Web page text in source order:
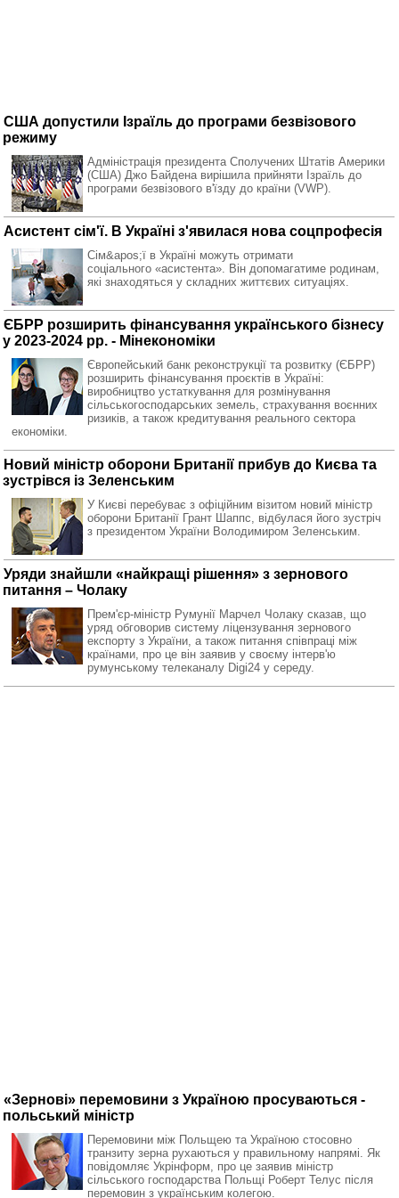
США допустили Ізраїль до програми безвізового
режиму
Адміністрація президента Сполучених Штатів Америки
(США) Джо Байдена вирішила прийняти Ізраїль до
програми безвізового в'їзду до країни (VWP).
Асистент сім'ї. В Україні з'явилася нова соцпрофесія
Сім&apos;ї в Україні можуть отримати
соціального «асистента». Він допомагатиме родинам,
які знаходяться у складних життєвих ситуаціях.
ЄБРР розширить фінансування українського бізнесу
у 2023-2024 рр. - Мінекономіки
Європейський банк реконструкції та розвитку (ЄБРР)
розширить фінансування проєктів в Україні:
виробництво устаткування для розмінування
сільськогосподарських земель, страхування воєнних
ризиків, а також кредитування реального сектора
економіки.
Новий міністр оборони Британії прибув до Києва та
зустрівся із Зеленським
У Києві перебуває з офіційним візитом новий міністр
оборони Британії Грант Шаппс, відбулася його зустріч
з президентом України Володимиром Зеленським.
Уряди знайшли «найкращі рішення» з зернового
питання – Чолаку
Прем'єр-міністр Румунії Марчел Чолаку сказав, що
уряд обговорив систему ліцензування зернового
експорту з України, а також питання співпраці між
країнами, про це він заявив у своєму інтерв'ю
румунському телеканалу Digi24 у середу.
«Зернові» перемовини з Україною просуваються -
польський міністр
Перемовини між Польщею та Україною стосовно
транзиту зерна рухаються у правильному напрямі. Як
повідомляє Укрінформ, про це заявив міністр
сільського господарства Польщі Роберт Телус після
перемовин з українським колегою.